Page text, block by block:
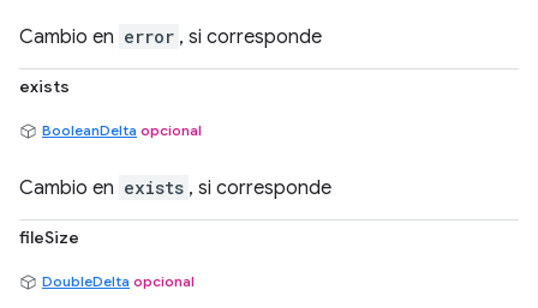
Cambio en error , si corresponde
exists
BooleanDelta opcional
Cambio en exists , si corresponde
fileSize
DoubleDelta opcional